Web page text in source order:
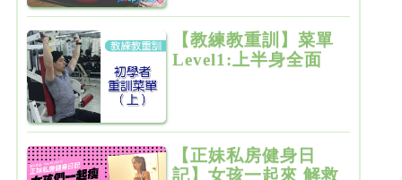
【教練教重訓】菜單
Level1:上半身全面
【正妹私房健身日
記】女孩一起來 解救